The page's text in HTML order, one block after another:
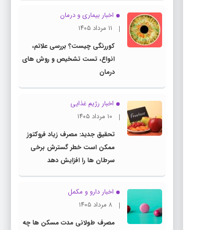
اخبار بیماری و درمان
۱۱ مرداد ۱۴۰۵
کوررنگی چیست؟ بررسی علائم،
انواع، تست تشخیص و روش های
درمان
اخبار رژیم غذایی
۱۰ مرداد ۱۴۰۵
تحقیق جدید: مصرف زیاد فروکتوز
ممکن است خطر گسترش برخی
سرطان ها را افزایش دهد
اخبار دارو و مکمل
۸ مرداد ۱۴۰۵
مصرف طولانی مدت مسکن ها چه